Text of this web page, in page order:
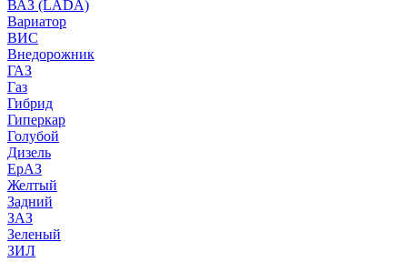
ВАЗ (LADA)
Вариатор
ВИС
Внедорожник
ГАЗ
Газ
Гибрид
Гиперкар
Голубой
Дизель
ЕрАЗ
Желтый
Задний
ЗАЗ
Зеленый
ЗИЛ